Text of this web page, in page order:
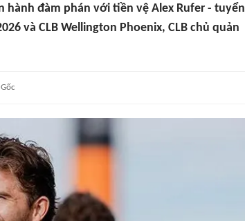
hành đàm phán với tiền vệ Alex Rufer - tuyển
và CLB Wellington Phoenix, CLB chủ quản
Gốc